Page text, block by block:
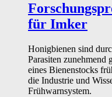
für Imker
Honigbienen sind
Parasiten zunehmend
eines Bienenstocks
die Industrie und
Frühwarnsystem.